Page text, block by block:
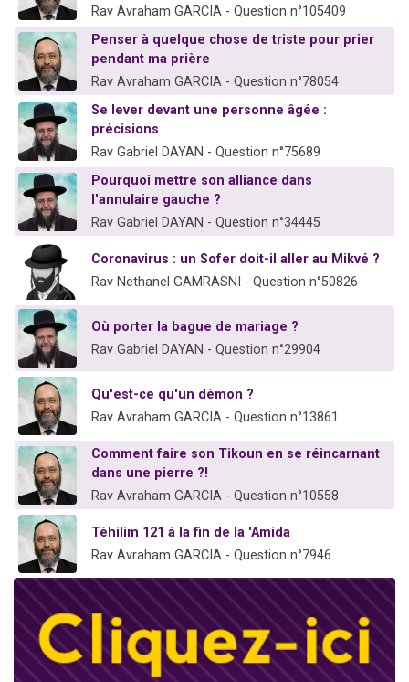
Rav Avraham GARCIA - Question n°105409
Penser à quelque chose de triste pour prier
pendant ma prière
Rav Avraham GARCIA - Question n°78054
Se lever devant une personne âgée :
précisions
Rav Gabriel DAYAN - Question n°75689
Pourquoi mettre son alliance dans
l'annulaire gauche ?
Rav Gabriel DAYAN - Question n°34445
Coronavirus : un Sofer doit-il aller au Mikvé ?
Rav Nethanel GAMRASNI - Question n°50826
Où porter la bague de mariage ?
Rav Gabriel DAYAN - Question n°29904
Qu'est-ce qu'un démon ?
Rav Avraham GARCIA - Question n°13861
Comment faire son Tikoun en se réincarnant
dans une pierre ?!
Rav Avraham GARCIA - Question n°10558
Téhilim 121 à la fin de la 'Amida
Rav Avraham GARCIA - Question n°7946